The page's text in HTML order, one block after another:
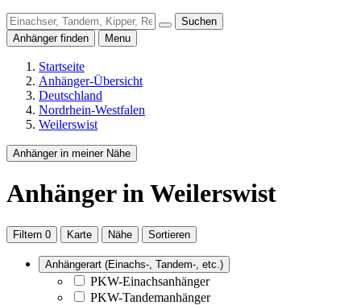
Suchen
Anhänger finden
Menu
Startseite
Anhänger-Übersicht
Deutschland
Nordrhein-Westfalen
Weilerswist
Anhänger in meiner Nähe
Anhänger in Weilerswist
Filtern 0 Karte Nähe Sortieren
Anhängerart (Einachs-, Tandem-, etc.)
PKW-Einachsanhänger
PKW-Tandemanhänger